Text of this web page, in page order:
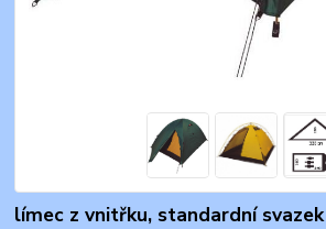
límec z vnitřku, standardní svazek